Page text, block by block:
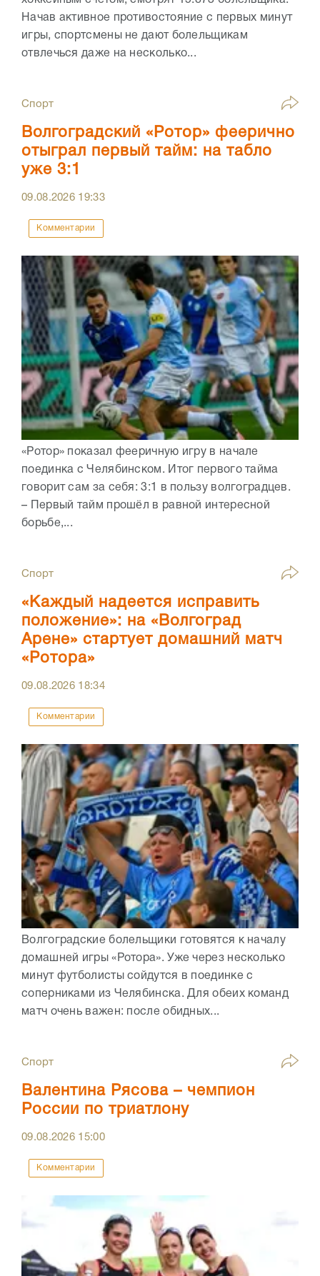
Начав активное противостояние с первых минут
игры, спортсмены не дают болельщикам
отвлечься даже на несколько...
Спорт
Волгоградский «Ротор» феерично
отыграл первый тайм: на табло
уже 3:1
09.08.2026 19:33
Комментарии
«Ротор» показал фееричную игру в начале
поединка с Челябинском. Итог первого тайма
говорит сам за себя: 3:1 в пользу волгоградцев.
– Первый тайм прошëл в равной интересной
борьбе,...
Спорт
«Каждый надеется исправить
положение»: на «Волгоград
Арене» стартует домашний матч
«Ротора»
09.08.2026 18:34
Комментарии
Волгоградские болельщики готовятся к началу
домашней игры «Ротора». Уже через несколько
минут футболисты сойдутся в поединке с
соперниками из Челябинска. Для обеих команд
матч очень важен: после обидных...
Спорт
Валентина Рясова – чемпион
России по триатлону
09.08.2026 15:00
Комментарии